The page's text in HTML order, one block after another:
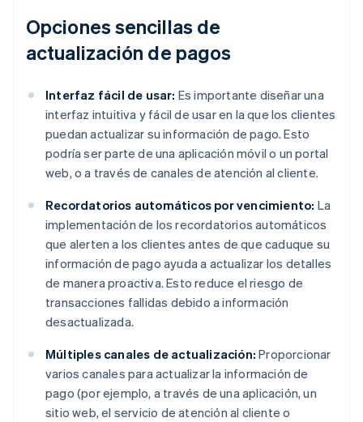
Opciones sencillas de
actualización de pagos
Interfaz fácil de usar: Es importante diseñar una
interfaz intuitiva y fácil de usar en la que los clientes
puedan actualizar su información de pago. Esto
podría ser parte de una aplicación móvil o un portal
web, o a través de canales de atención al cliente.
Recordatorios automáticos por vencimiento: La
implementación de los recordatorios automáticos
que alerten a los clientes antes de que caduque su
información de pago ayuda a actualizar los detalles
de manera proactiva. Esto reduce el riesgo de
transacciones fallidas debido a información
desactualizada.
Múltiples canales de actualización: Proporcionar
varios canales para actualizar la información de
pago (por ejemplo, a través de una aplicación, un
sitio web, el servicio de atención al cliente o